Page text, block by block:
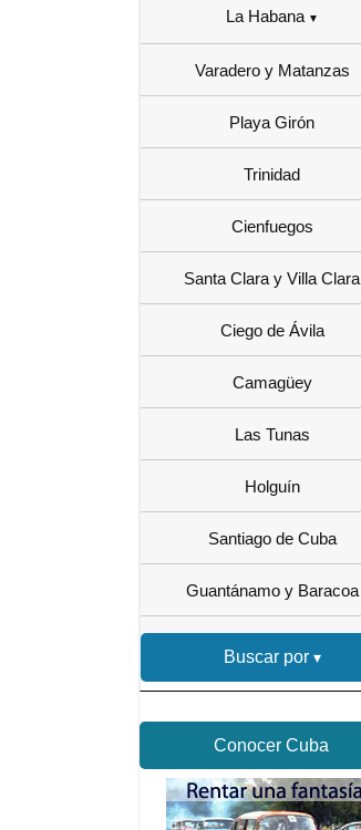
La Habana
Varadero y Matanzas
Playa Girón
Trinidad
Cienfuegos
Santa Clara y Villa Clara
Ciego de Ávila
Camagüey
Las Tunas
Holguín
Santiago de Cuba
Guantánamo y Baracoa
Buscar por
Conocer Cuba